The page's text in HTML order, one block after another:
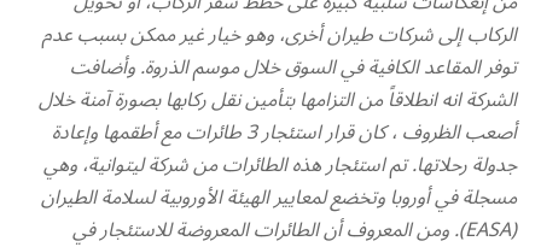
الركاب إلى شركات طيران أخرى، وهو خيار غير ممكن بسبب عدم
توفر المقاعد الكافية في السوق خلال موسم الذروة. وأضافت
الشركة انه انطلاقاً من التزامها بتأمين نقل ركابها بصورة آمنة خلال
أصعب الظروف ، كان قرار استئجار 3 طائرات مع أطقمها وإعادة
جدولة رحلاتها. تم استئجار هذه الطائرات من شركة ليتوانية، وهي
مسجلة في أوروبا وتخضع لمعايير الهيئة الأوروبية لسلامة الطيران
(EASA). ومن المعروف أن الطائرات المعروضة للاستئجار في